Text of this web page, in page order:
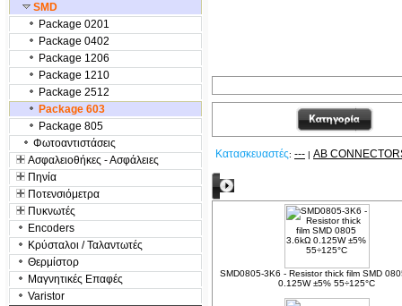
SMD
Package 0201
Package 0402
Package 1206
Package 1210
Package 2512
Package 603
Package 805
Φωτοαντιστάσεις
Ασφαλειοθήκες - Ασφάλειες
Πηνία
Ποτενσιόμετρα
Πυκνωτές
Encoders
Κρύσταλοι / Ταλαντωτές
Θερμίστορ
Μαγνητικές Επαφές
Varistor
Κατασκευαστές: --- | AB
SMD0805-3K6 - Resistor thick film SMD
0.125W ±5% 55÷125°C